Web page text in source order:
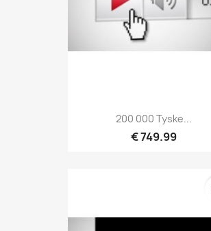
200 000 Tyske...
€ 749.99